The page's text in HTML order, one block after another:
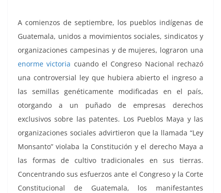
A comienzos de septiembre, los pueblos indígenas de
Guatemala, unidos a movimientos sociales, sindicatos y
organizaciones campesinas y de mujeres, lograron una
enorme victoria cuando el Congreso Nacional rechazó
una controversial ley que hubiera abierto el ingreso a
las semillas genéticamente modificadas en el país,
otorgando a un puñado de empresas derechos
exclusivos sobre las patentes. Los Pueblos Maya y las
organizaciones sociales advirtieron que la llamada “Ley
Monsanto” violaba la Constitución y el derecho Maya a
las formas de cultivo tradicionales en sus tierras.
Concentrando sus esfuerzos ante el Congreso y la Corte
Constitucional de Guatemala, los manifestantes